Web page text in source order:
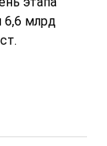
6,6 млрд